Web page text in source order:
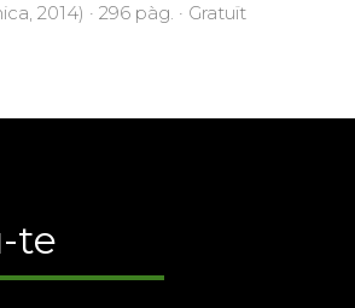
2014) · 296 pàg. · Gratuït
te